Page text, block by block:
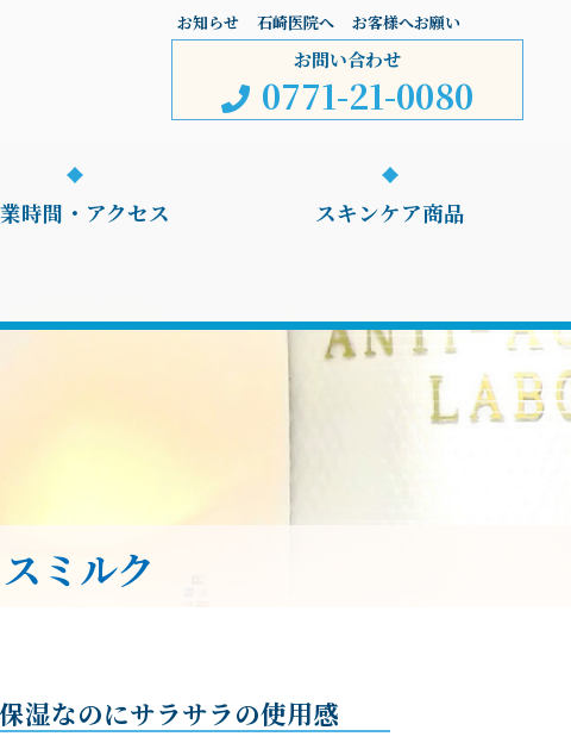
時間・アクセス スキンケア商品
お知らせ 石崎医院へ お客様へお願い
お問い合わせ
0771-21-0080
ミルク
湿なのにサラサラの使用感